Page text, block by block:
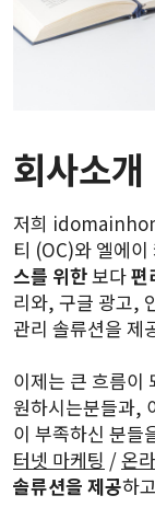
회사소개
저희
티 (OC)와 엘에
스를 위한보다편
리와, 구글 광고,
관리 솔류션을 제
이제는 큰 흐름이
원하시는분들과,
이 부족하신 분들
터넷 마케팅 /온
솔류션을 제공하